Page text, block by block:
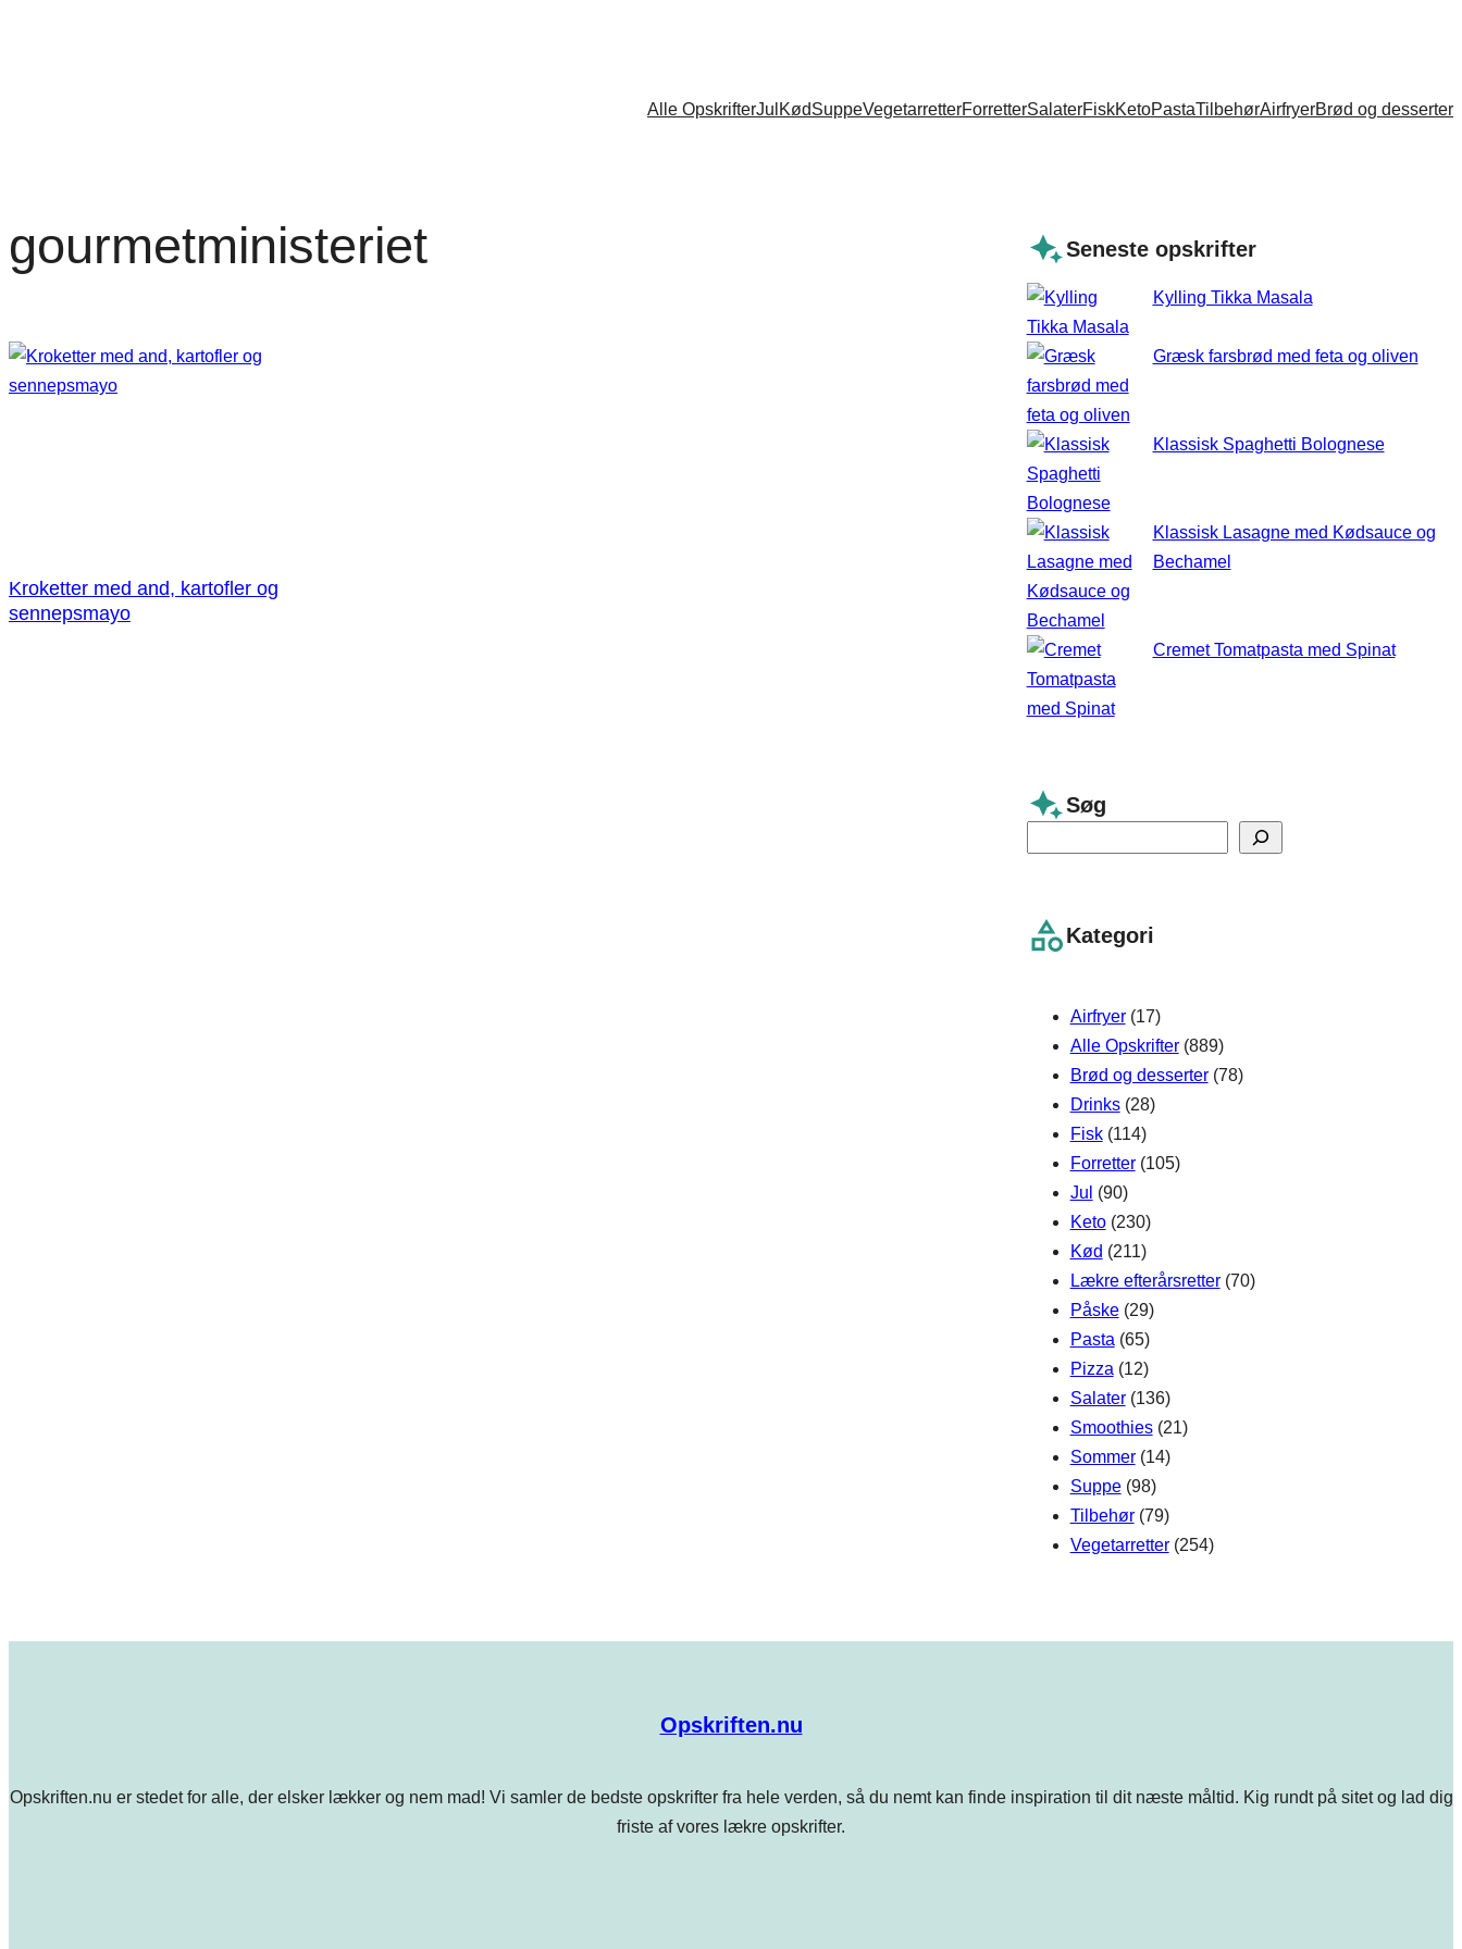
Alle OpskrifterJul KødSuppeVegetarretterForretterSalaterFiskKetoPastaTilbehørAirfryerBrød og desserter
gourmetministeriet
Kroketter med and, kartofler og
sennepsmayo
Seneste opskrifter
Kylling Tikka Masala
Græsk farsbrød med feta og oliven
Klassisk Spaghetti Bolognese
Klassisk Lasagne med Kødsauce og
Bechamel
Cremet Tomatpasta med Spinat
Søg
c
Kategori
Airfryer(17)
Alle Opskrifter(889)
Brød og desserter(78)
Drinks(28)
Fisk(114)
Forretter(105)
Jul (90)
Keto(230)
Kød (211)
Lækre efterårsretter(70)
Påske(29)
Pasta (65)
Pizza (12)
Salater(136)
Smoothies(21)
Sommer(14)
Suppe(98)
Tilbehør(79)
Vegetarretter(254)
Opskriften.nu
Opskriften.nu er stedet for alle, der elsker lækker og nem mad! Vi samler de bedste opskrifter fra hele verden, så du nemt kan finde inspiration til dit næste måltid. Kig rundt på sitet og lad dig
friste af vores lækre opskrifter.